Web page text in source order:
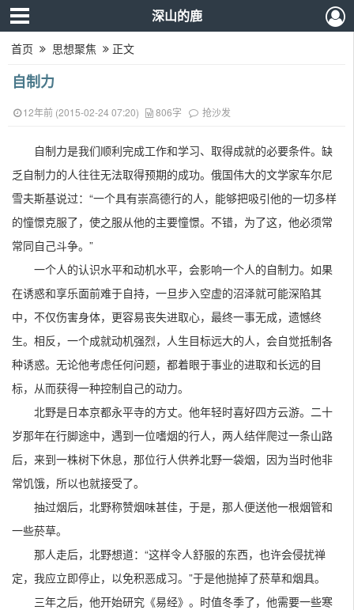
深山的鹿
首页 思想聚焦 正文
自制力
12年前 (2015-02-24 07:20) 806字 抢沙发
自制力是我们顺利完成工作和学习、取得成就的必要条件。缺
乏自制力的人往往无法取得预期的成功。俄国伟大的文学家车尔尼
雪夫斯基说过：“一个具有崇高德行的人，能够把吸引他的一切多样
的憧憬克服了，使之服从他的主要憧憬。不错，为了这，他必须常
常同自己斗争。”
一个人的认识水平和动机水平，会影响一个人的自制力。如果
在诱惑和享乐面前难于自持，一旦步入空虚的沼泽就可能深陷其
中，不仅伤害身体，更容易丧失进取心，最终一事无成，遗憾终
生。相反，一个成就动机强烈，人生目标远大的人，会自觉抵制各
种诱惑。无论他考虑任何问题，都着眼于事业的进取和长远的目
标，从而获得一种控制自己的动力。
北野是日本京都永平寺的方丈。他年轻时喜好四方云游。二十
岁那年在行脚途中，遇到一位嗜烟的行人，两人结伴爬过一条山路
后，来到一株树下休息，那位行人供养北野一袋烟，因为当时他非
常饥饿，所以也就接受了。
抽过烟后，北野称赞烟味甚佳，于是，那人便送他一根烟管和
一些菸草。
那人走后，北野想道：“这样令人舒服的东西，也许会侵扰禅
定，我应立即停止，以免积恶成习。”于是他抛掉了菸草和烟具。
三年之后，他开始研究《易经》。时值冬季了，他需要一些寒